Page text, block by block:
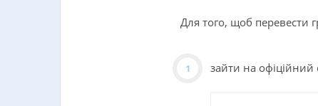
Для того, щоб перевести
зайти на офіційний